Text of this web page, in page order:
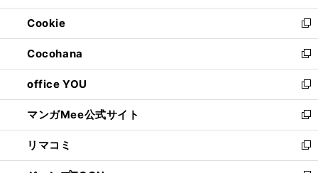
開
く
ウ
で
開
く
ン
ド
ウ
で
開
く
ウ
ィ
ン
ド
ウ
で
開
く
Cookie
新
し
い
ウ
ィ
ン
ド
ウ
で
開
Cocohana
新
し
い
ウ
ィ
ン
ド
ウ
office YOU
新
し
い
ウ
ィ
ン
マンガMee公式サイト
新
し
い
ウ
リマコミ
新
し